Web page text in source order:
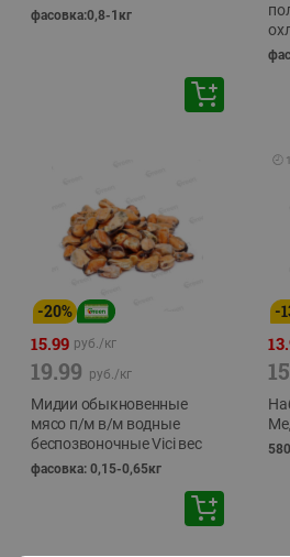
фасовка:0,8-1кг
-20%
15.99 руб./кг
19.99 руб./кг
Мидии обыкновенные
мясо п/м в/м водные
беспозвоночные Vici вес
фасовка: 0,15-0,65кг
🕘
-